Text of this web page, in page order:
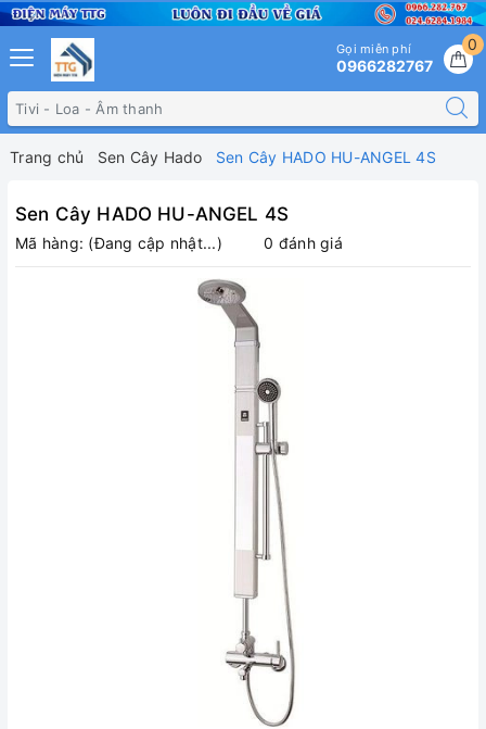
0
Gọi miễn phí
0966282767
Trang chủ Sen Cây Hado Sen Cây HADO HU-ANGEL 4S
Sen Cây HADO HU-ANGEL 4S
Mã hàng: (Đang cập nhật...) 0 đánh giá